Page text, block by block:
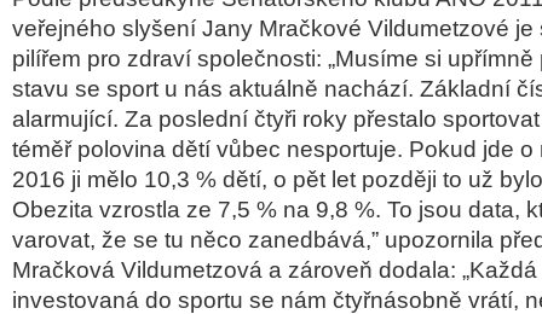
veřejného slyšení Jany Mračkové Vildumetzové je
pilířem pro zdraví společnosti: „Musíme si
stavu se sport u nás aktuálně nachází. Základní
alarmující. Za poslední čtyři roky přestalo
téměř polovina dětí vůbec nesportuje. Pokud jde
2016 ji mělo 10,3 % dětí, o pět let později to už
Obezita vzrostla ze 7,5 % na 9,8 %. To jsou data,
varovat, že se tu něco zanedbává,” upozornila
Mračková Vildumetzová a zároveň dodala:
investovaná do sportu se nám čtyřnásobně vrátí,